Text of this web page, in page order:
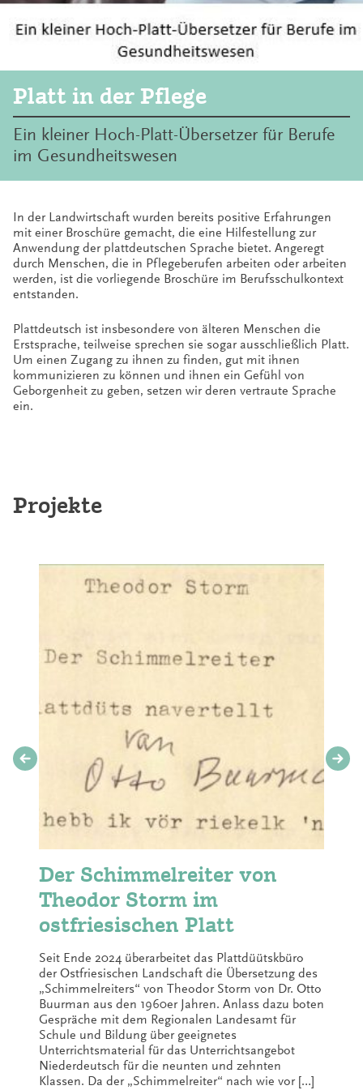
Platt in der Pflege
Ein kleiner Hoch-Platt-Übersetzer für Berufe
im Gesundheitswesen
In der Landwirtschaft wurden bereits positive Erfahrungen
mit einer Broschüre gemacht, die eine Hilfestellung zur
Anwendung der plattdeutschen Sprache bietet. Angeregt
durch Menschen, die in Pflegeberufen arbeiten oder arbeiten
werden, ist die vorliegende Broschüre im Berufsschulkontext
entstanden.
Plattdeutsch ist insbesondere von älteren Menschen die
Erstsprache, teilweise sprechen sie sogar ausschließlich Platt.
Um einen Zugang zu ihnen zu finden, gut mit ihnen
kommunizieren zu können und ihnen ein Gefühl von
Geborgenheit zu geben, setzen wir deren vertraute Sprache
ein.
Projekte
Der Schimmelreiter von
Theodor Storm im
ostfriesischen Platt
Seit Ende 2024 überarbeitet das Plattdüütskbüro
der Ostfriesischen Landschaft die Übersetzung des
„Schimmelreiters“ von Theodor Storm von Dr. Otto
Buurman aus den 1960er Jahren. Anlass dazu boten
Gespräche mit dem Regionalen Landesamt für
Schule und Bildung über geeignetes
Unterrichtsmaterial für das Unterrichtsangebot
Niederdeutsch für die neunten und zehnten
Klassen. Da der „Schimmelreiter“ nach wie vor […]